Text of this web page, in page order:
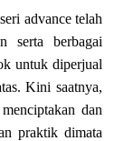
advance telah
serta berbagai
untuk diperjual
Kini saatnya,
dan
praktik dimata